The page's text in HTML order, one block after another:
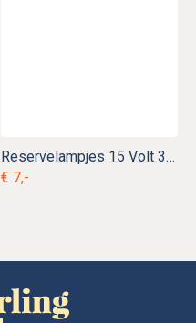
Reservelampjes 15 Volt 3 Watt
€ 7,-